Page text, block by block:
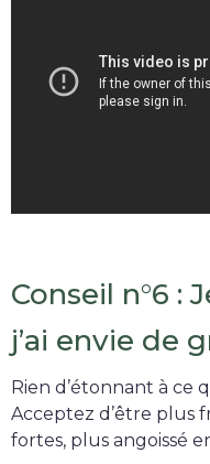
Conseil n°6 :
j’ai envie de
Rien d’étonnant à ce
Acceptez d’être plus
fortes, plus angoissé